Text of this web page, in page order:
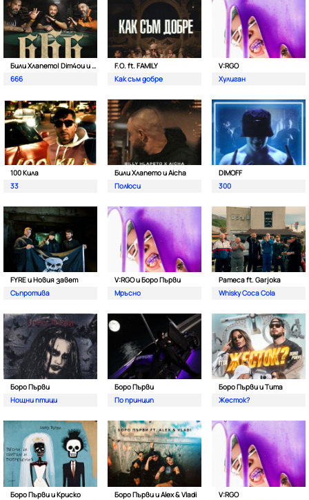
Били Хлапето| Dim4ou и Garjoka
666
F.O. ft. FAMILY
Как съм добре
V:RGO
Хулиган
100 Кила
33
Били Хлапето и Aicha
Полюси
DIMOFF
300
FYRE и Новия завет
Съпротива
V:RGO и Боро Първи
Мръсно
Pameca ft. Garjoka
Whisky Coca Cola
Боро Първи
Нощни птици
Боро Първи
По принцип
Боро Първи и Тита
Жесток?
Боро Първи и Криско
Боро Първи и Alex & Vladi
V:RGO